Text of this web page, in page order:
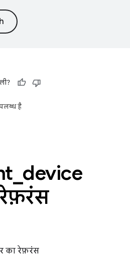
है
device
रेफ़रंस
का रेफ़रंस